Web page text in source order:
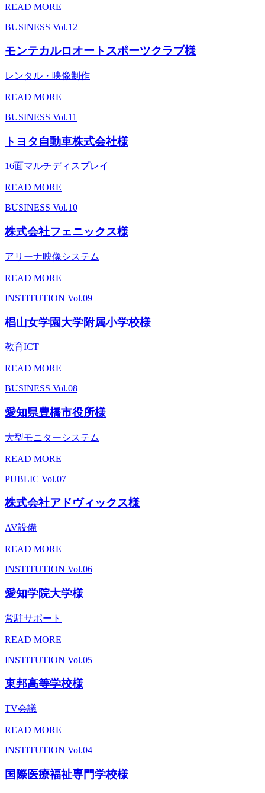
READ MORE
BUSINESS Vol.12
モンテカルロオートスポーツクラブ様
レンタル・映像制作
READ MORE
BUSINESS Vol.11
トヨタ自動車株式会社様
16面マルチディスプレイ
READ MORE
BUSINESS Vol.10
株式会社フェニックス様
アリーナ映像システム
READ MORE
INSTITUTION Vol.09
椙山女学園大学附属小学校様
教育ICT
READ MORE
BUSINESS Vol.08
愛知県豊橋市役所様
大型モニターシステム
READ MORE
PUBLIC Vol.07
株式会社アドヴィックス様
AV設備
READ MORE
INSTITUTION Vol.06
愛知学院大学様
常駐サポート
READ MORE
INSTITUTION Vol.05
東邦高等学校様
TV会議
READ MORE
INSTITUTION Vol.04
国際医療福祉専門学校様